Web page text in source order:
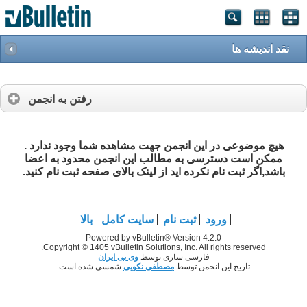
نقد اندیشه ها
رفتن به انجمن
هیچ موضوعی در این انجمن جهت مشاهده شما وجود ندارد .
ممکن است دسترسی به مطالب این انجمن محدود به اعضا
باشد, اگر ثبت نام نکرده اید از لینک بالای صفحه ثبت نام کنید.
ورود ثبت نام سایت کامل بالا
Powered by vBulletin® Version 4.2.0
Copyright © 1405 vBulletin Solutions, Inc. All rights reserved.
فارسی سازی توسطوی بی ایران
تاریخ این انجمن توسط مصطفی نکویی شمسی شده است.